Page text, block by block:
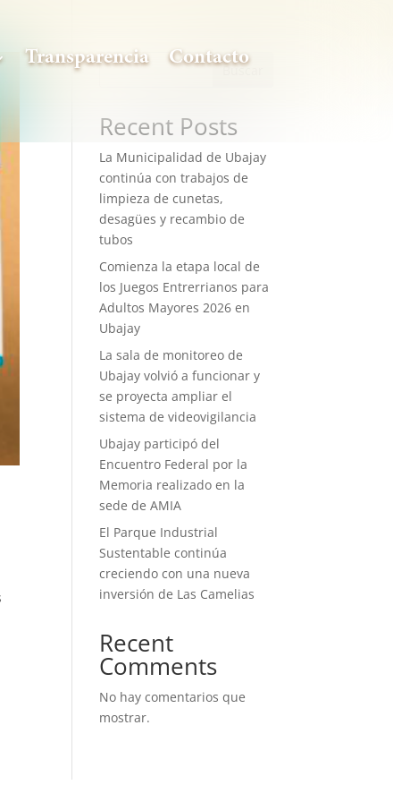
Transparencia Contacto
Buscar
Recent Posts
La Municipalidad de Ubajay
continúa con trabajos de
limpieza de cunetas,
desagües y recambio de
tubos
Comienza la etapa local de
los Juegos Entrerrianos para
Adultos Mayores 2026 en
Ubajay
La sala de monitoreo de
Ubajay volvió a funcionar y
se proyecta ampliar el
sistema de videovigilancia
Ubajay participó del
Encuentro Federal por la
Memoria realizado en la
sede de AMIA
El Parque Industrial
Sustentable continúa
creciendo con una nueva
inversión de Las Camelias
Recent
Comments
No hay comentarios que
mostrar.